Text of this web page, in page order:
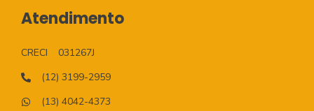
Atendimento
CRECI
031267J
(12) 3199-2959
(13) 4042-4373